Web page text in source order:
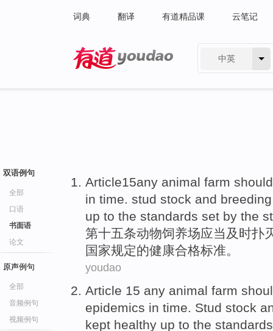
词典 翻译 有道精品课 云笔记
中英
双语例句
全部
口语
书面语
论文
原声例句
全部
音频例句
视频例句
Article15any animal farm should
in time. stud stock and
up to the standards set by the
第十五条动物饲养场应当 及时扑
国家规定的健康合格标准。
youdao
Article 15 any animal farm
epidemics in time. Stud stock
kept healthy up to the standards